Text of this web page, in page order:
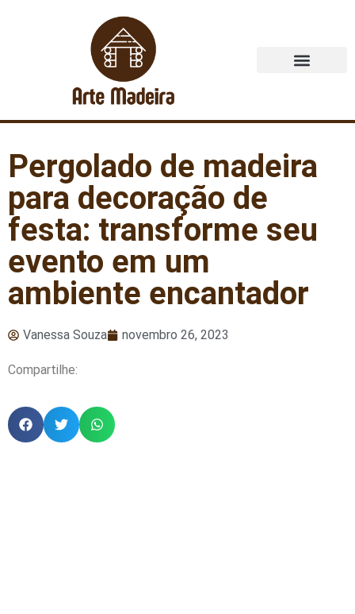
Pergolado de madeira
para decoração de
festa: transforme seu
evento em um
ambiente encantador
Vanessa Souza novembro 26, 2023
Compartilhe: